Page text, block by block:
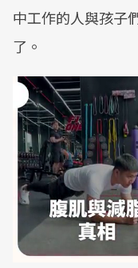
中工作的人與孩子
了。